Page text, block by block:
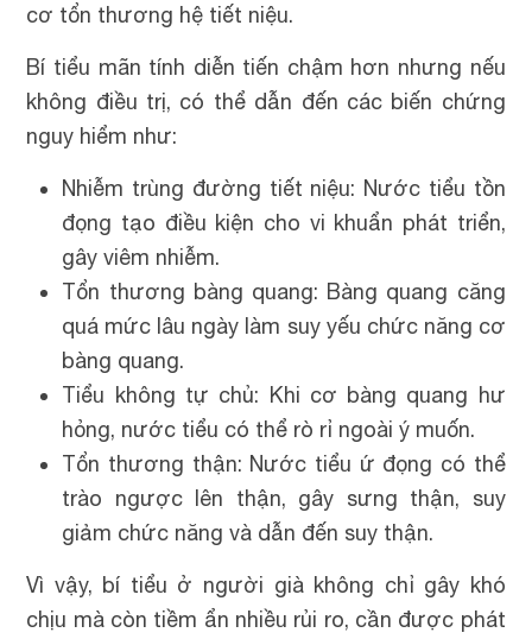
cơ tổn thương hệ tiết niệu.
Bí tiểu mãn tính diễn tiến chậm hơn nhưng nếu
không điều trị, có thể dẫn đến các biến chứng
nguy hiểm như:
Nhiễm trùng đường tiết niệu: Nước tiểu tồn
đọng tạo điều kiện cho vi khuẩn phát triển,
gây viêm nhiễm.
Tổn thương bàng quang: Bàng quang căng
quá mức lâu ngày làm suy yếu chức năng cơ
bàng quang.
Tiểu không tự chủ: Khi cơ bàng quang hư
hỏng, nước tiểu có thể rò rỉ ngoài ý muốn.
Tổn thương thận: Nước tiểu ứ đọng có thể
trào ngược lên thận, gây sưng thận, suy
giảm chức năng và dẫn đến suy thận.
Vì vậy, bí tiểu ở người già không chỉ gây khó
chịu mà còn tiềm ẩn nhiều rủi ro, cần được phát